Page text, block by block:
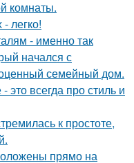
комнаты.
легко!
- именно так
начался с
семейный дом.
всегда про стиль и
к простоте,
прямо на